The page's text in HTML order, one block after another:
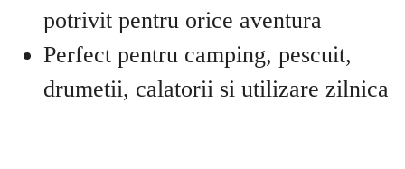
potrivit pentru orice aventura
Perfect pentru camping, pescuit,
drumetii, calatorii si utilizare zilnica